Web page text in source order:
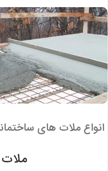
انواع ملات های
ملات